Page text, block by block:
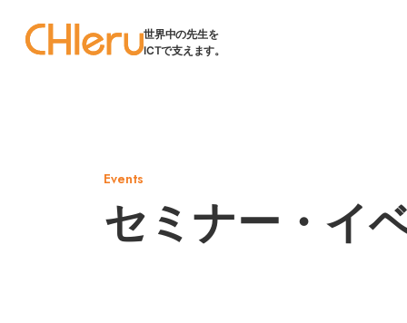
世界中の先生を
ICTで支えます。
Events
セミナー・イ